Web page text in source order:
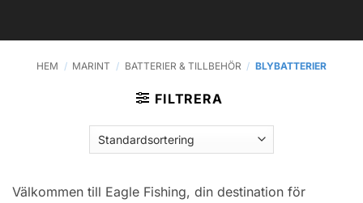
HEM / MARINT / BATTERIER & TILLBEHÖR / BLYBATTERIER
FILTRERA
Välkommen till Eagle Fishing, din destination för